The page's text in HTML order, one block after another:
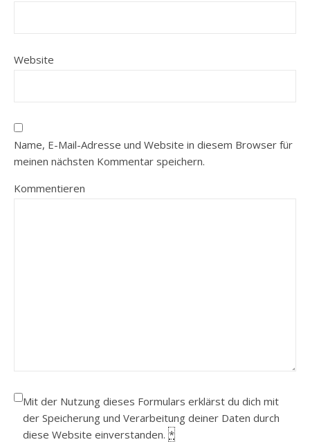
Website
Name, E-Mail-Adresse und Website in diesem Browser für
meinen nächsten Kommentar speichern.
Kommentieren
Mit der Nutzung dieses Formulars erklärst du dich mit
der Speicherung und Verarbeitung deiner Daten durch
diese Website einverstanden. *